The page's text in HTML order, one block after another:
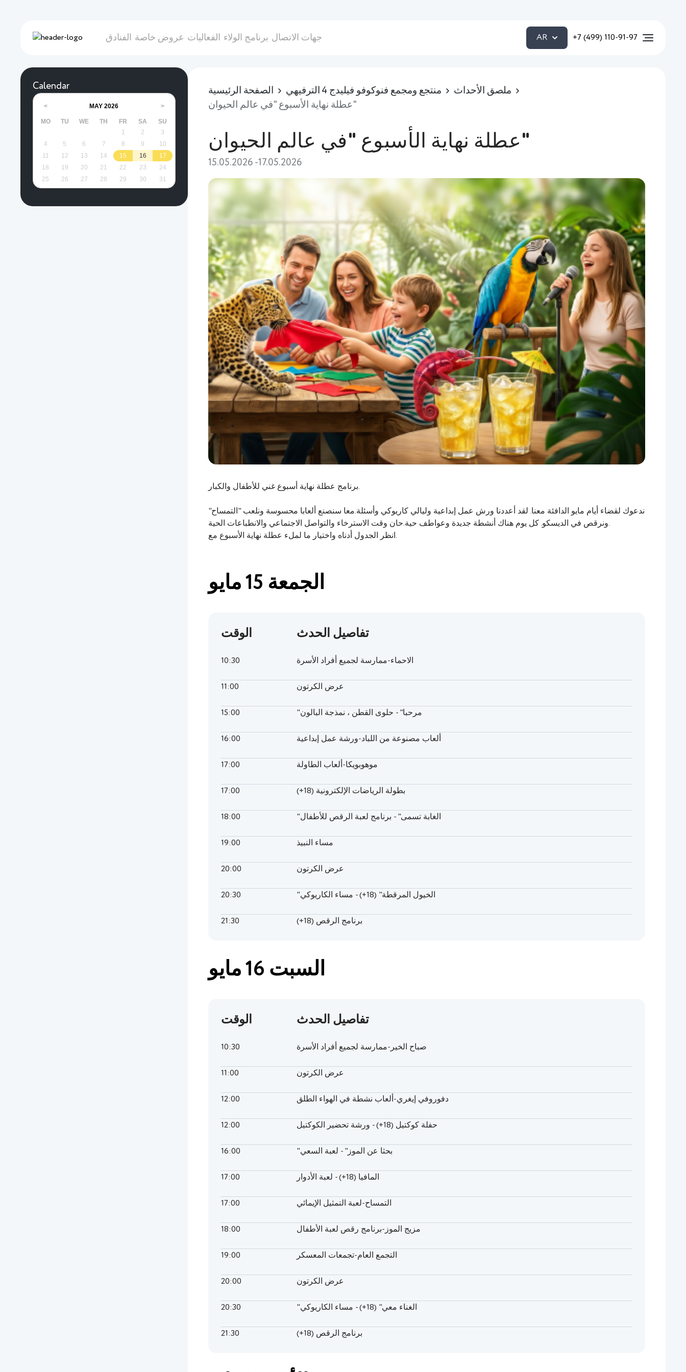
الفنادق عروض خاصة الفعاليات برنامج الولاء جهات الاتصال AR +7 (499) 110-91-97
Calendar
< MAY 2026 >
MO TU WE TH FR SA
SU
1
2
3
4
5 6 7 8 9
10
11
12 13 14 15 16
17
18
19 20 21 22 23
24
25
26 27 28 29 30 31
الصفحة الرئيسية منتجع ومجمع فنوكوفو فيليدج 4 الترفيهي
ملصق الأحداث
عطلة نهاية الأسبوع "في عالم الحيوان"
عطلة نهاية الأسبوع "في عالم الحيوان"
15.05.2026 -17.05.2026
برنامج عطلة نهاية أسبوع غني للأطفال والكبار.
ندعوك لقضاء أيام مايو الدافئة معنا. لقد أعددنا ورش عمل إبداعية وليالي كاريوكي وأسئلة.معا سنصنع ألعابا محسوسة ونلعب "التمساح"
ونرقص في الديسكو. كل يوم هناك أنشطة جديدة وعواطف حية.حان وقت الاسترخاء والتواصل الاجتماعي والانطباعات الحية.
انظر الجدول أدناه واختيار ما لملء عطلة نهاية الأسبوع مع.
الجمعة 15 مايو
الوقت تفاصيل الحدث
10:30 الاحماء-ممارسة لجميع أفراد الأسرة
11:00 عرض الكرتون
15:00 "مرحبا" - حلوى القطن ، نمذجة البالون
16:00 ألعاب مصنوعة من اللباد-ورشة عمل إبداعية
17:00 موهوبويكا-ألعاب الطاولة
17:00 بطولة الرياضات الإلكترونية (18+)
18:00 "الغابة تسمى" - برنامج لعبة الرقص للأطفال
19:00 مساء النبيذ
20:00 عرض الكرتون
20:30 "الخيول المرقطة" (18+) - مساء الكاريوكي
21:30 برنامج الرقص (18+)
السبت 16 مايو
الوقت تفاصيل الحدث
10:30 صباح الخير-ممارسة لجميع أفراد الأسرة
11:00 عرض الكرتون
12:00 دفوروفي إيغري-ألعاب نشطة في الهواء الطلق
12:00 حفلة كوكتيل (18+) - ورشة تحضير الكوكتيل
16:00 "بحثا عن الموز" - لعبة السعي
17:00 المافيا (18+) - لعبة الأدوار
17:00 التمساح-لعبة التمثيل الإيمائي
18:00 مزيج الموز-برنامج رقص لعبة الأطفال
19:00 التجمع العام-تجمعات المعسكر
20:00 عرض الكرتون
20:30 "الغناء معي" (18+) - مساء الكاريوكي
21:30 برنامج الرقص (18+)